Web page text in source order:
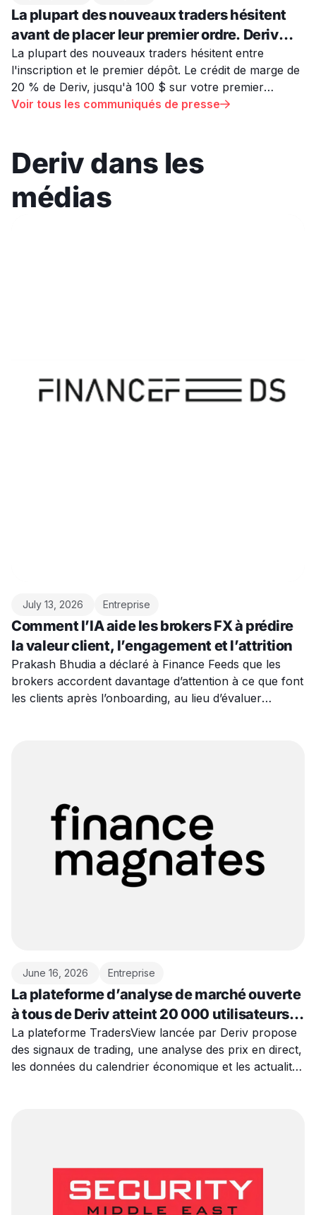
La plupart des nouveaux traders hésitent
avant de placer leur premier ordre. Deriv
tente de résoudre ce problème.
La plupart des nouveaux traders hésitent entre
l'inscription et le premier dépôt. Le crédit de marge de
20 % de Deriv, jusqu'à 100 $ sur votre premier
transfert MT5, est conçu pour résoudre ce problème.
Voir tous les communiqués de presse
Deriv dans les
médias
July 13, 2026 Entreprise
Comment l’IA aide les brokers FX à prédire
la valeur client, l’engagement et l’attrition
Prakash Bhudia a déclaré à Finance Feeds que les
brokers accordent davantage d’attention à ce que font
les clients après l’onboarding, au lieu d’évaluer
June 16, 2026 Entreprise
La plateforme d’analyse de marché ouverte
à tous de Deriv atteint 20 000 utilisateurs
actifs en une semaine
La plateforme TradersView lancée par Deriv propose
des signaux de trading, une analyse des prix en direct,
les données du calendrier économique et les actualités